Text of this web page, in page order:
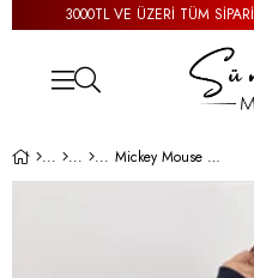
3000TL VE ÜZERİ TÜM
Mickey Mouse Dore Kapşonlu Sweat